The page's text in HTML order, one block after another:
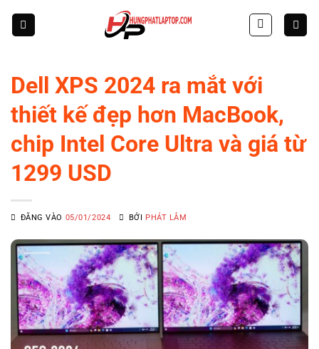
Dell XPS 2024 ra mắt với
thiết kế đẹp hơn MacBook,
chip Intel Core Ultra và giá từ
1299 USD
ĐĂNG VÀO 05/01/2024 BỞI PHÁT LÂM